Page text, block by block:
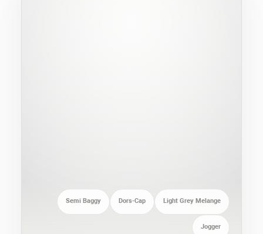
Light Grey Melange
Dors-Cap
Semi Baggy
Jogger